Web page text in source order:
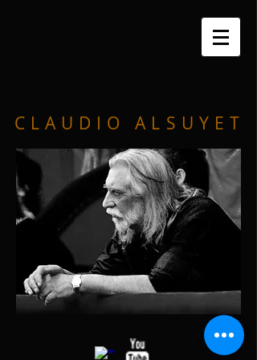
C L A U D I O A L S U Y E T